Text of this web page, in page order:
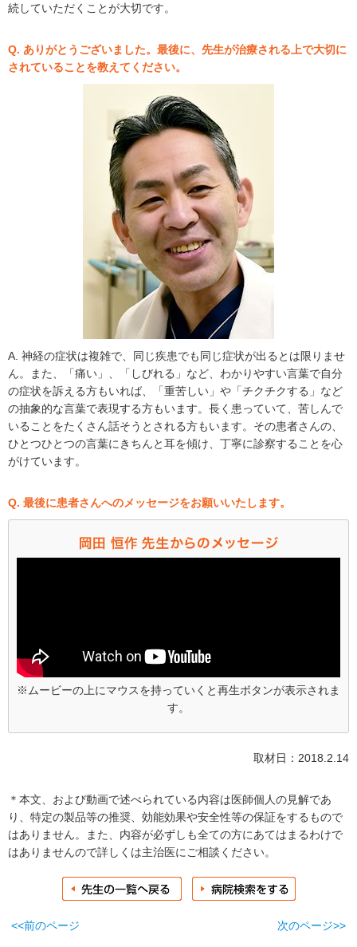
続していただくことが大切です。
Q. ありがとうございました。最後に、先生が治療される上で大切に
されていることを教えてください。
A. 神経の症状は複雑で、同じ疾患でも同じ症状が出るとは限りませ
ん。また、「痛い」、「しびれる」など、わかりやすい言葉で自分
の症状を訴える方もいれば、「重苦しい」や「チクチクする」など
の抽象的な言葉で表現する方もいます。長く患っていて、苦しんで
いることをたくさん話そうとされる方もいます。その患者さんの、
ひとつひとつの言葉にきちんと耳を傾け、丁寧に診察することを心
がけています。
Q. 最後に患者さんへのメッセージをお願いいたします。
※ムービーの上にマウスを持っていくと再生ボタンが表示されま
す。
取材日：2018.2.14
＊本文、および動画で述べられている内容は医師個人の見解であ
り、特定の製品等の推奨、効能効果や安全性等の保証をするもので
はありません。また、内容が必ずしも全ての方にあてはまるわけで
はありませんので詳しくは主治医にご相談ください。
<<前のページ 次のページ>>